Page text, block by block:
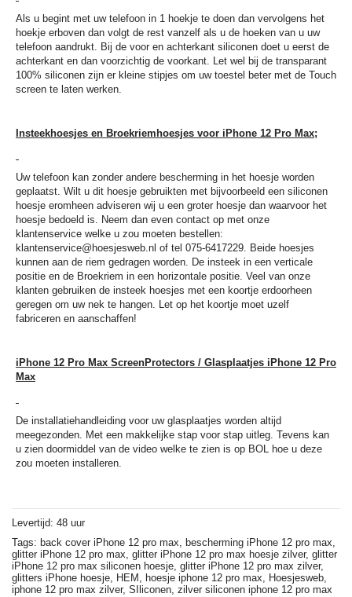
Als u begint met uw telefoon in 1 hoekje te doen dan vervolgens het
hoekje erboven dan volgt de rest vanzelf als u de hoeken van u uw
telefoon aandrukt. Bij de voor en achterkant siliconen doet u eerst de
achterkant en dan voorzichtig de voorkant. Let wel bij de transparant
100% siliconen zijn er kleine stipjes om uw toestel beter met de Touch
screen te laten werken.
Insteekhoesjes en Broekriemhoesjes voor iPhone 12 Pro Max;
Uw telefoon kan zonder andere bescherming in het hoesje worden
geplaatst. Wilt u dit hoesje gebruikten met bijvoorbeeld een siliconen
hoesje eromheen adviseren wij u een groter hoesje dan waarvoor het
hoesje bedoeld is. Neem dan even contact op met onze
klantenservice welke u zou moeten bestellen:
klantenservice@hoesjesweb.nl of tel 075-6417229. Beide hoesjes
kunnen aan de riem gedragen worden. De insteek in een verticale
positie en de Broekriem in een horizontale positie. Veel van onze
klanten gebruiken de insteek hoesjes met een koortje erdoorheen
geregen om uw nek te hangen. Let op het koortje moet uzelf
fabriceren en aanschaffen!
iPhone 12 Pro Max ScreenProtectors / Glasplaatjes iPhone 12 Pro
Max
De installatiehandleiding voor uw glasplaatjes worden altijd
meegezonden. Met een makkelijke stap voor stap uitleg. Tevens kan
u zien doormiddel van de video welke te zien is op BOL hoe u deze
zou moeten installeren.
Levertijd: 48 uur
Tags: back cover iPhone 12 pro max, bescherming iPhone 12 pro max,
glitter iPhone 12 pro max, glitter iPhone 12 pro max hoesje zilver, glitter
iPhone 12 pro max siliconen hoesje, glitter iPhone 12 pro max zilver,
glitters iPhone hoesje, HEM, hoesje iphone 12 pro max, Hoesjesweb,
iphone 12 pro max zilver, SIliconen, zilver siliconen iphone 12 pro max